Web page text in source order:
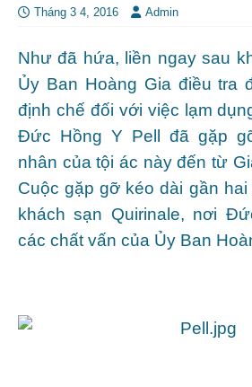
Tháng 3 4, 2016 Admin
Như đã hứa, liền ngay sau
Ủy Ban Hoàng Gia điều tra
định chế đối với việc lạm
Đức Hồng Y Pell đã gặp
nhân của tội ác này đến từ
Cuộc gặp gỡ kéo dài gần
khách sạn Quirinale, nơi
các chất vấn của Ủy Ban